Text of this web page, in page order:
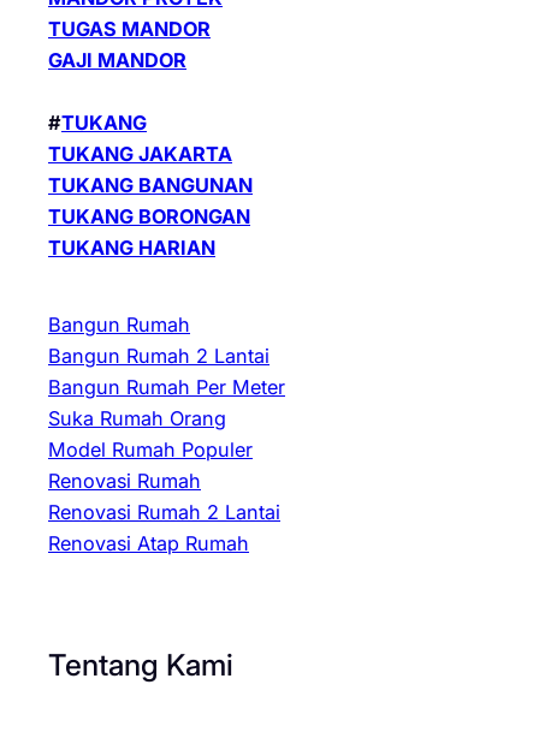
TUGAS MANDOR
GAJI MANDOR
#TUKANG
TUKANG JAKARTA
TUKANG BANGUNAN
TUKANG BORONGAN
TUKANG HARIAN
Bangun Rumah
Bangun Rumah 2 Lantai
Bangun Rumah Per Meter
Suka Rumah Orang
Model Rumah Populer
Renovasi Rumah
Renovasi Rumah 2 Lantai
Renovasi Atap Rumah
Tentang Kami